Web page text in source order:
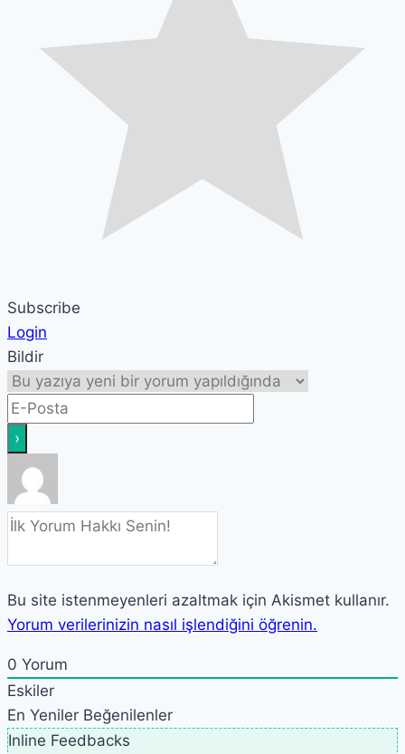
Subscribe
Login
Bildir
Bu site istenmeyenleri azaltmak için Akismet kullanır.
Yorum verilerinizin nasıl işlendiğini öğrenin.
0 Yorum
Eskiler
En Yeniler Beğenilenler
Inline Feedbacks